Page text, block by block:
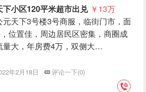
小区120平米超市出兑 ￥13万
天下3号楼3号商服，临街门市，面
位置佳，周边居民区密集，商圈成
量大，年房费4万，双侧大…
年2月18日
评论一下(0)